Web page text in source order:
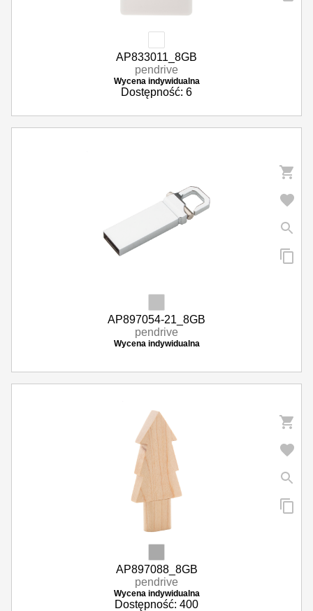
AP833011_8GB
pendrive
Wycena indywidualna
Dostępność: 6
AP897054-21_8GB
pendrive
Wycena indywidualna
AP897088_8GB
pendrive
Wycena indywidualna
Dostępność: 400